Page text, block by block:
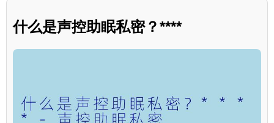
什么是声控助眠私密？****